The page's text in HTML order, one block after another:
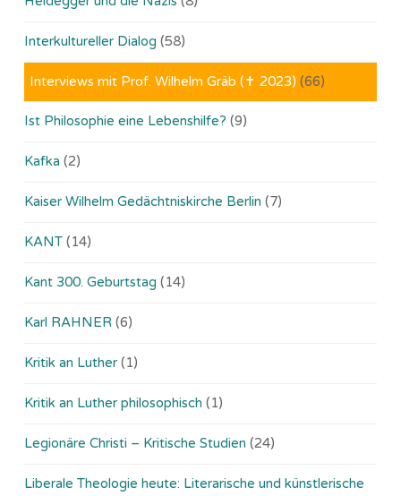
Interkultureller Dialog (58)
Interviews mit Prof. Wilhelm Gräb (✝ 2023) (66)
Ist Philosophie eine Lebenshilfe? (9)
Kafka (2)
Kaiser Wilhelm Gedächtniskirche Berlin (7)
KANT (14)
Kant 300. Geburtstag (14)
Karl RAHNER (6)
Kritik an Luther (1)
Kritik an Luther philosophisch (1)
Legionäre Christi – Kritische Studien (24)
Liberale Theologie heute: Literarische und künstlerische